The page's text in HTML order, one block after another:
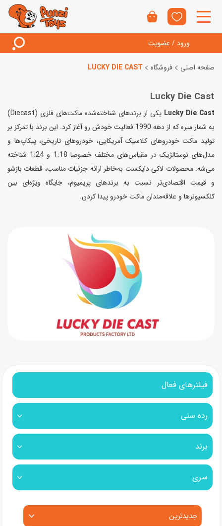
ورود / عضویت
صفحه اصلی فروشگاه LUCKY DIE CAST
Lucky Die Cast
Lucky Die Cast
یکی از برندهای شناخته‌شده ماکت‌های فلزی (Diecast)
به شمار میره که از دهه 1990 فعالیت خودش رو آغاز کرد. این برند با تمرکز بر
تولید ماکت خودروهای کلاسیک آمریکایی، خودروهای تاریخی، پیکاپ‌ها و
مدل‌های نوستالژیک در مقیاس‌های مختلف خصوصا 1:18 و 1:24 شناخته
می‌شه. محصولات لاکی دایکست به‌خاطر ارائه جزئیات مناسب، قطعات بازشو
و قیمت اقتصادی‌تر نسبت به برندهای پریمیوم، جایگاه ویژه‌ای بین
کلکسیونرها و علاقه‌مندان ماکت خودرو پیدا کردن.
فیلترهای فعال
رده سنی
برند
سری
مرتب‌سازی محصولات